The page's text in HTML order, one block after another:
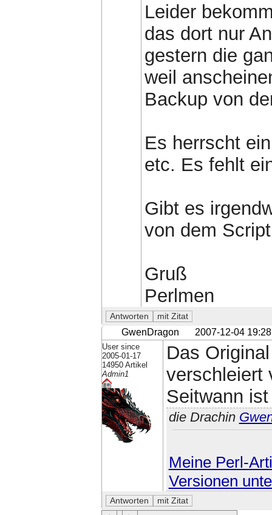
Leider
das dort nur
gestern die
weil
Backup von
Es herrscht
etc. Es fehlt
Gibt es
von dem
Gruß
Perlmen
GwenDragon 2007-12-04 19:28
User since
2005-01-17
14950 Artikel
Admin1
Das
verschleiert
Seitwann
die Drachin
Meine Perl-
Versionen